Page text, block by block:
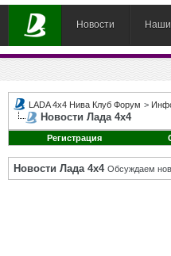
Новости Наши
LADA 4x4 Нива Клуб Форум >
Новости Лада 4х4
Регистрация
Новости Лада 4х4 Обсуждаем